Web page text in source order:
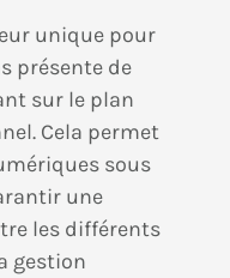
unique pour
présente de
sur le plan
Cela permet
sous
une
les différents
gestion